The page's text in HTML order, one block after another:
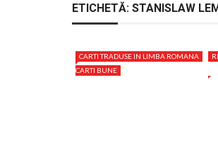
ETICHETĂ: STANISLAW
CARTI TRADUSE IN LIMBA ROMANA
CARTI BUNE